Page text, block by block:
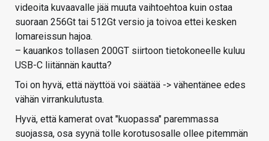
videoita kuvaavalle jää muuta vaihtoehtoa kuin ostaa
suoraan 256Gt tai 512Gt versio ja toivoa ettei kesken
lomareissun hajoa.
– kauankos tollasen 200GT siirtoon tietokoneelle kuluu
USB-C liitännän kautta?
Toi on hyvä, että näyttöä voi säätää -> vähentänee edes
vähän virrankulutusta.
Hyvä, että kamerat ovat "kuopassa" paremmassa
suojassa, osa syynä tolle korotusosalle ollee pitemmän